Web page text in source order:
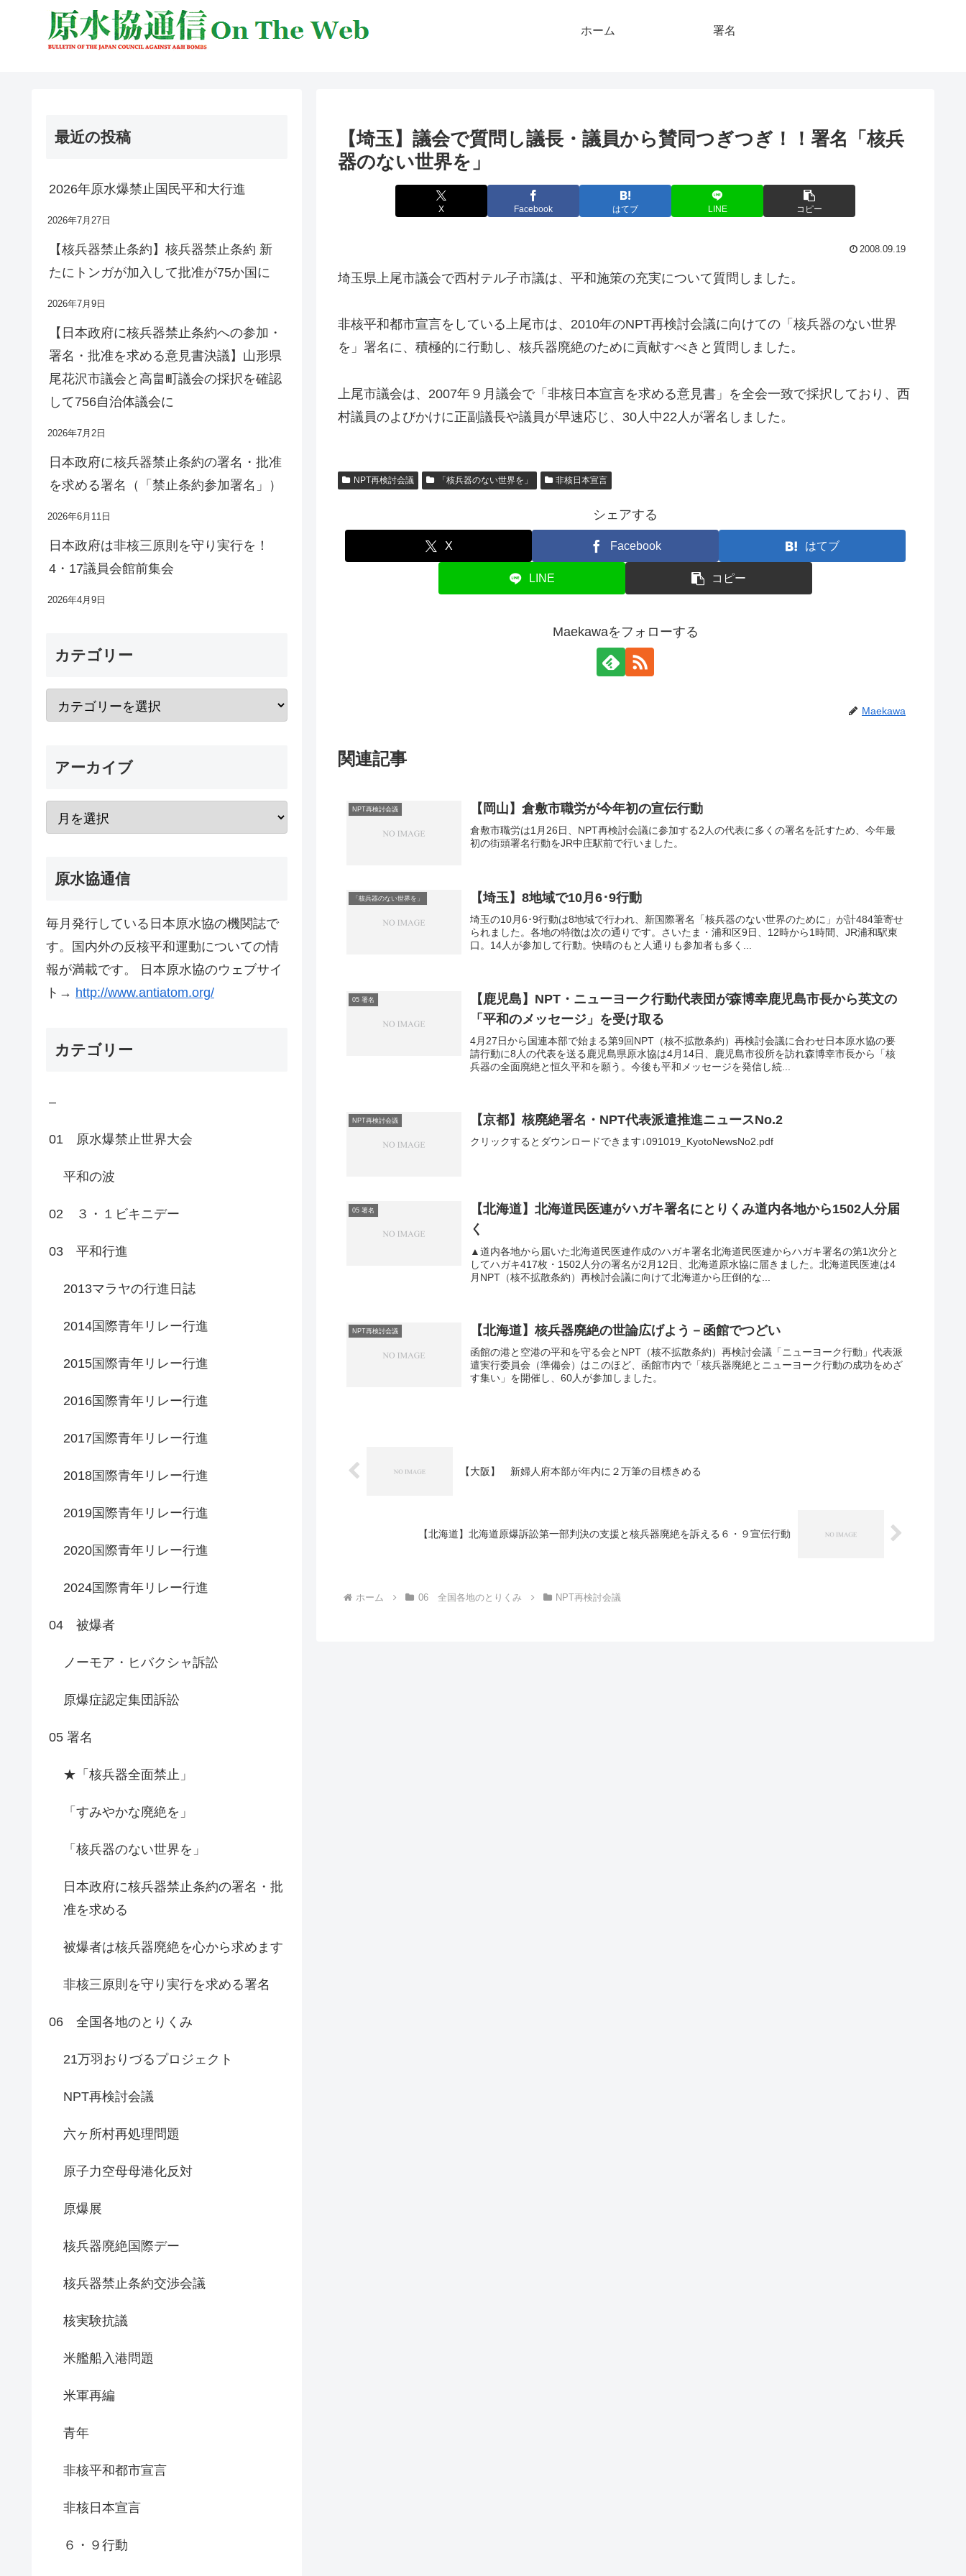
ホーム 署名
【埼玉】議会で質問し議長・議員から賛同つぎつぎ！！署名「核兵
器のない世界を」
X Facebook はてブ LINE コピー
2008.09.19
埼玉県上尾市議会で西村テル子市議は、平和施策の充実について質問しました。
非核平和都市宣言をしている上尾市は、2010年のNPT再検討会議に向けての「核兵器のない世界
を」署名に、積極的に行動し、核兵器廃絶のために貢献すべきと質問しました。
上尾市議会は、2007年９月議会で「非核日本宣言を求める意見書」を全会一致で採択しており、西
村議員のよびかけに正副議長や議員が早速応じ、30人中22人が署名しました。
NPT再検討会議 「核兵器のない世界を」 非核日本宣言
シェアする
X Facebook はてブ
LINE コピー
Maekawaをフォローする
Maekawa
関連記事
NPT再検討会議 【岡山】倉敷市職労が今年初の宣伝行動
倉敷市職労は1月26日、NPT再検討会議に参加する2人の代表に多くの署名を託すため、今年最
初の街頭署名行動をJR中庄駅前で行いました。
「核兵器のない世界を」 【埼玉】8地域で10月6･9行動
埼玉の10月6･9行動は8地域で行われ、新国際署名「核兵器のない世界のために」が計484筆寄せ
られました。各地の特徴は次の通りです。さいたま・浦和区9日、12時から1時間、JR浦和駅東
口。14人が参加して行動。快晴のもと人通りも参加者も多く...
05 署名
【鹿児島】NPT・ニューヨーク行動代表団が森博幸鹿児島市長から英文の
「平和のメッセージ」を受け取る
4月27日から国連本部で始まる第9回NPT（核不拡散条約）再検討会議に合わせ日本原水協の要
請行動に8人の代表を送る鹿児島県原水協は4月14日、鹿児島市役所を訪れ森博幸市長から「核
兵器の全面廃絶と恒久平和を願う。今後も平和メッセージを発信し続...
NPT再検討会議 【京都】核廃絶署名・NPT代表派遣推進ニュースNo.2
クリックするとダウンロードできます↓091019_KyotoNewsNo2.pdf
05 署名
【北海道】北海道民医連がハガキ署名にとりくみ道内各地から1502人分届
く
▲道内各地から届いた北海道民医連作成のハガキ署名北海道民医連からハガキ署名の第1次分と
してハガキ417枚・1502人分の署名が2月12日、北海道原水協に届きました。北海道民医連は4
月NPT（核不拡散条約）再検討会議に向けて北海道から圧倒的な...
NPT再検討会議 【北海道】核兵器廃絶の世論広げよう－函館でつどい
函館の港と空港の平和を守る会とNPT（核不拡散条約）再検討会議「ニューヨーク行動」代表派
遣実行委員会（準備会）はこのほど、函館市内で「核兵器廃絶とニューヨーク行動の成功をめざ
す集い」を開催し、60人が参加しました。
【大阪】 新婦人府本部が年内に２万筆の目標きめる
【北海道】北海道原爆訴訟第一部判決の支援と核兵器廃絶を訴える６・９宣伝行動
ホーム 06 全国各地のとりくみ NPT再検討会議
最近の投稿
2026年原水爆禁止国民平和大行進
2026年7月27日
【核兵器禁止条約】核兵器禁止条約 新
たにトンガが加入して批准が75か国に
2026年7月9日
【日本政府に核兵器禁止条約への参加・
署名・批准を求める意見書決議】山形県
尾花沢市議会と高畠町議会の採択を確認
して756自治体議会に
2026年7月2日
日本政府に核兵器禁止条約の署名・批准
を求める署名（「禁止条約参加署名」）
2026年6月11日
日本政府は非核三原則を守り実行を！
4・17議員会館前集会
2026年4月9日
カテゴリー
アーカイブ
原水協通信
毎月発行している日本原水協の機関誌で
す。国内外の反核平和運動についての情
報が満載です。 日本原水協のウェブサイ
ト→ http://www.antiatom.org/
カテゴリー
–
01 原水爆禁止世界大会
平和の波
02 ３・１ビキニデー
03 平和行進
2013マラヤの行進日誌
2014国際青年リレー行進
2015国際青年リレー行進
2016国際青年リレー行進
2017国際青年リレー行進
2018国際青年リレー行進
2019国際青年リレー行進
2020国際青年リレー行進
2024国際青年リレー行進
04 被爆者
ノーモア・ヒバクシャ訴訟
原爆症認定集団訴訟
05 署名
★「核兵器全面禁止」
「すみやかな廃絶を」
「核兵器のない世界を」
日本政府に核兵器禁止条約の署名・批
准を求める
被爆者は核兵器廃絶を心から求めます
非核三原則を守り実行を求める署名
06 全国各地のとりくみ
21万羽おりづるプロジェクト
NPT再検討会議
六ヶ所村再処理問題
原子力空母母港化反対
原爆展
核兵器廃絶国際デー
核兵器禁止条約交渉会議
核実験抗議
米艦船入港問題
米軍再編
青年
非核平和都市宣言
非核日本宣言
６・９行動